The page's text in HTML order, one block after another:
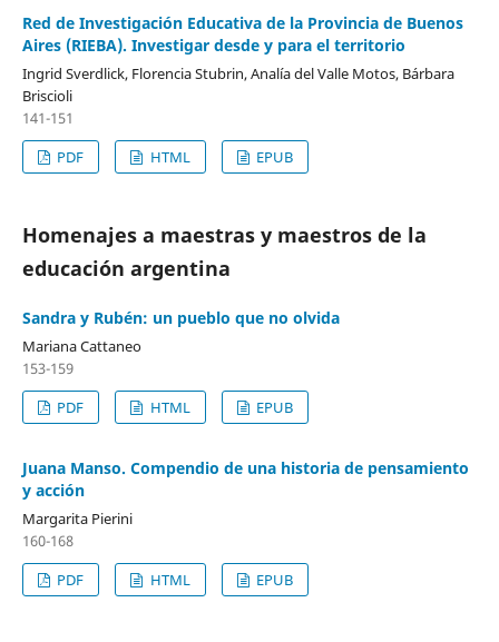
Red de Investigación Educativa de la Provincia de Buenos
Aires (RIEBA). Investigar desde y para el territorio
Ingrid Sverdlick, Florencia Stubrin, Analía del Valle Motos, Bárbara
Briscioli
141-151
PDF
HTML EPUB
Homenajes a maestras y maestros de la
educación argentina
Sandra y Rubén: un pueblo que no olvida
Mariana Cattaneo
153-159
PDF
HTML EPUB
Juana Manso. Compendio de una historia de pensamiento
y acción
Margarita Pierini
160-168
PDF
HTML EPUB